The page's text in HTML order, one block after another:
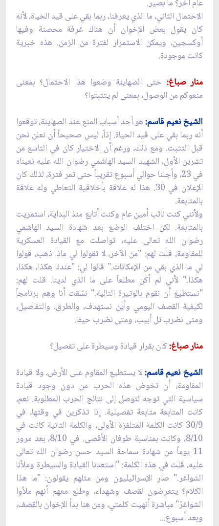
عام آخر؟ ما بصير.
الاحتمال الثاني، ما الذي يعرفنا، ربما بقي على قيد الحياة، لأنه
كان يقول بعض الإخوان أن هناك غرفة محصنة وفيها
أوكسجين، ويمكن الاستمرار لفترة من الزمن. هذه خبرية
كانت موجودة.
منار صباغ: حتى الصهاينة وضعوا هذا الاحتمال؟ بمعنى
منعوكم من الوصول، بمعنى لم يتثبتوا؟
الشيخ نعيم قاسم:هو أحد أسباب المنع عند الصهاينة، توقعوا
أنه ربما بقي على قيد الحياة. إذاً، ليس صحيحاً أن نعلن نحن
قبل التثبت. ومع ذلك، ورغم أن الاختيار كان في التاسع من
تشرين الأول، الشهيد السيد الهاشمي رضوان الله عليه نعيناه
في 23، وأجلنا حوالي أسبوع تقريباً حتى تمر فترة، لذلك كان
الإعلان في 30. هذا له علاقة بأخلاقية التعاطي وله علاقة
بالمتابعة.
ولأنني كنت نائب أمين عام وكنت أتابع منذ البداية، استمريت
بالمتابعة. لكن اختلف الوضع بعد شهادة السيد الهاشمي
رضوان الله تعالى عليه، تواصلت مع القيادة العسكرية
للمقاومة، قلت لهم: "من الآخر، لا تقولوا لي ماذا ذهب، قولوا
لي ما الذي بقي من الإمكانات." قالوا لي: "عندنا هكذا، هكذا،
هكذا." لأني لم أكن مطلعاً على ما الذي لدينا. قلت لهم:
"نستطيع أن نقوم بالوتيرة التالية." نسّقت أنا وهم برنامجاً
لكيفية القصف اليومي وأين نستهدف، والطرق، والتفاصيل،
ومتى نضرب تل أبيب، ومتى نضرب حيفا.
منار صباغ:كان بقرار قيادة وسيطرة على تفصيل؟
الشيخ نعيم قاسم:لا يستطيع المقاوم على الأرض، ولا قيادة
المقاومة، أن تخوض هذه الحرب من دون وجود قيادة
سياسية التي توجه لتوصل إلى نتائج الحرب المطلوبة. نعم،
كانت المتابعة متابعة تفصيلية. إذا تذكرين في وقتها، في
30/9 كانت الكلمة المتلفزة الأولى، والكلمة الثانية كانت في
8/10، وكانت بمناسبة طوفان الأقصى. في 8/10، بعد مرور
11 يوماً من شهادة سماحة السيد حسن رضوان الله تعالى
عليه، قلت في هذه الكلمة: "استعدنا القيادة والسيطرة وملأنا
الشواغر." صار الإسرائيليون ومن مثلهم يقولون: "ما هذا
الكلام؟ يتعرضون لقصف وشهداء، وطلع معهم أنهم ملأوا
الشواغرّ" مباشرة أنهيت كلمتي، ومن هنا بدأ الإخوان بالقصف،
وبعد أسبوع...